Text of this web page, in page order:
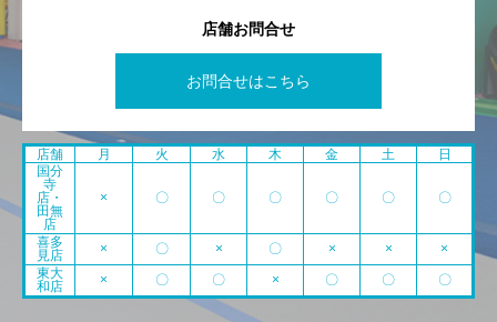
店舗お問合せ
お問合せはこちら
店舗 月 火 水 木 金 土
日
国分
寺
店・
田無
店
× 〇 〇 〇 〇 〇 〇
喜多
見店
× 〇 × 〇 × ×
×
東大
和店
× 〇 〇 × 〇 〇 〇